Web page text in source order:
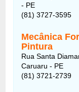
- PE
(81) 3727-3595
Mecânica
Pintura
Rua Santa
Caruaru - PE
(81) 3721-2739